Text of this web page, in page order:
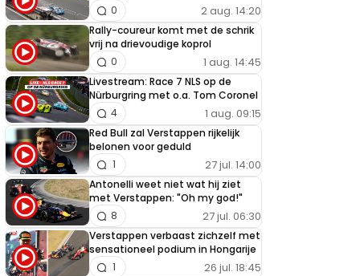
2 aug. 14:20
0
Rally-coureur komt met de schrik
vrij na drievoudige koprol
1 aug. 14:45
0
Livestream: Race 7 NLS op de
Nürburgring met o.a. Tom Coronel
1 aug. 09:15
4
Red Bull zal Verstappen rijkelijk
belonen voor geduld
27 jul. 14:00
1
Antonelli weet niet wat hij ziet
met Verstappen: "Oh my god!"
27 jul. 06:30
8
Verstappen verbaast zichzelf met
sensationeel podium in Hongarije
26 jul. 18:45
1